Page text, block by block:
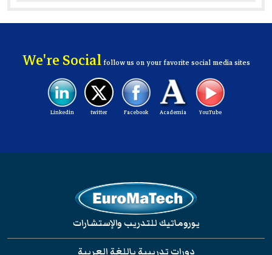
We're Socialfollow us on your favorite social media sites
YouTube
Academia
Facebook
twitter
Linkedin
يوروماتيك للتدريب والإستشارات
دورات تدريبية باللغة العربية